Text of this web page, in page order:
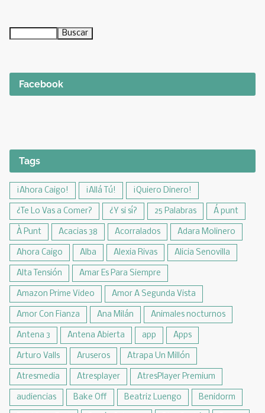
Facebook
Tags
¡Ahora Caigo! ¡Allá Tú! ¡Quiero Dinero!
¿Te Lo Vas a Comer? ¿Y si sí? 25 Palabras Á punt
À Punt Acacias 38 Acorralados Adara Molinero
Ahora Caigo Alba Alexia Rivas Alicia Senovilla
Alta Tensión Amar Es Para Siempre
Amazon Prime Video Amor A Segunda Vista
Amor Con Fianza Ana Milán Animales nocturnos
Antena 3 Antena Abierta app Apps
Arturo Valls Aruseros Atrapa Un Millón
Atresmedia Atresplayer AtresPlayer Premium
audiencias Bake Off Beatriz Luengo Benidorm